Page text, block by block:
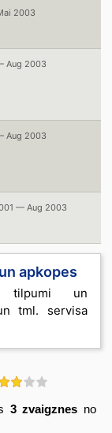
2003
Aug 2003
Aug 2003
— Aug 2003
apkopes
tilpumi un
tml. servisa
3 zvaigznes no